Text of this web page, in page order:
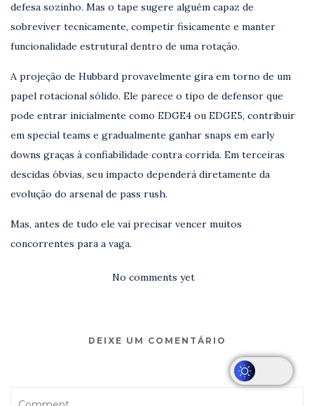
defesa sozinho. Mas o tape sugere alguém capaz de
sobreviver tecnicamente, competir fisicamente e manter
funcionalidade estrutural dentro de uma rotação.
A projeção de Hubbard provavelmente gira em torno de um
papel rotacional sólido. Ele parece o tipo de defensor que
pode entrar inicialmente como EDGE4 ou EDGE5, contribuir
em special teams e gradualmente ganhar snaps em early
downs graças à confiabilidade contra corrida. Em terceiras
descidas óbvias, seu impacto dependerá diretamente da
evolução do arsenal de pass rush.
Mas, antes de tudo ele vai precisar vencer muitos
concorrentes para a vaga.
No comments yet
DEIXE UM COMENTÁRIO